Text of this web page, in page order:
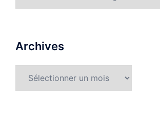
Archives